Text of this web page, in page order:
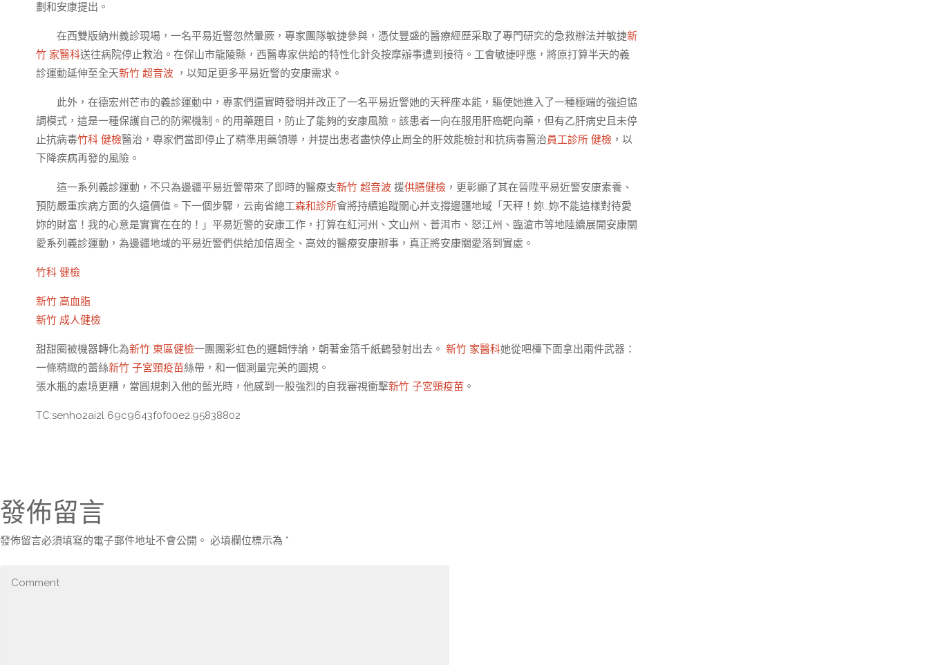
劃和安康提出。
在西雙版納州義診現場，一名平易近警忽然暈厥，專家團隊敏捷參與，憑仗豐盛的醫療經歷采取了專門研究的急救辦法并敏捷新
竹 家醫科送往病院停止救治。在保山市龍陵縣，西醫專家供給的特性化針灸按摩辦事遭到接待。工會敏捷呼應，將原打算半天的義
診運動延伸至全天新竹 超音波 ，以知足更多平易近警的安康需求。
此外，在德宏州芒市的義診運動中，專家們還實時發明并改正了一名平易近警她的天秤座本能，驅使她進入了一種極端的強迫協
調模式，這是一種保護自己的防禦機制。的用藥題目，防止了能夠的安康風險。該患者一向在服用肝癌靶向藥，但有乙肝病史且未停
止抗病毒竹科 健檢醫治，專家們當即停止了精準用藥領導，并提出患者盡快停止周全的肝效能檢討和抗病毒醫治員工診所 健檢 ，以
下降疾病再發的風險。
這一系列義診運動，不只為邊疆平易近警帶來了即時的醫療支新竹 超音波 援供膳健檢 ，更彰顯了其在晉陞平易近警安康素養、
預防嚴重疾病方面的久遠價值。下一個步驟，云南省總工森和診所會將持續追蹤關心并支撐邊疆地域「天秤！妳…妳不能這樣對待愛
妳的財富！我的心意是實實在在的！」平易近警的安康工作，打算在紅河州、文山州、普洱市、怒江州、臨滄市等地陸續展開安康關
愛系列義診運動，為邊疆地域的平易近警們供給加倍周全、高效的醫療安康辦事，真正將安康關愛落到實處。
竹科 健檢
新竹 高血脂
新竹 成人健檢
甜甜圈被機器轉化為新竹 東區健檢一團團彩虹色的邏輯悖論，朝著金箔千紙鶴發射出去。 新竹 家醫科她從吧檯下面拿出兩件武器：
一條精緻的蕾絲新竹 子宮頸疫苗絲帶，和一個測量完美的圓規。
張水瓶的處境更糟，當圓規刺入他的藍光時，他感到一股強烈的自我審視衝擊新竹 子宮頸疫苗 。
TC:senho2ai2l 69c9643f0f00e2.95838802
發佈留言
發佈留言必須填寫的電子郵件地址不會公開。 必填欄位標示為 *